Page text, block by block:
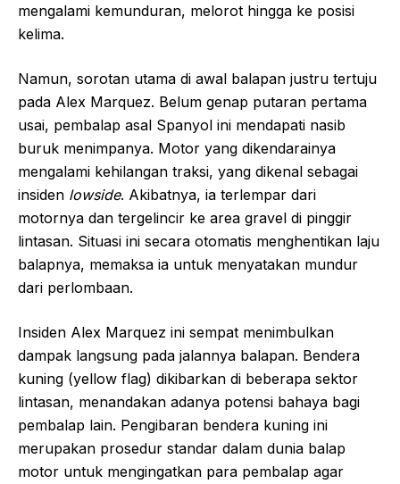
mengalami kemunduran, melorot hingga ke posisi
kelima.
Namun, sorotan utama di awal balapan justru tertuju
pada Alex Marquez. Belum genap putaran pertama
usai, pembalap asal Spanyol ini mendapati nasib
buruk menimpanya. Motor yang dikendarainya
mengalami kehilangan traksi, yang dikenal sebagai
insiden lowside. Akibatnya, ia terlempar dari
motornya dan tergelincir ke area gravel di pinggir
lintasan. Situasi ini secara otomatis menghentikan laju
balapnya, memaksa ia untuk menyatakan mundur
dari perlombaan.
Insiden Alex Marquez ini sempat menimbulkan
dampak langsung pada jalannya balapan. Bendera
kuning (yellow flag) dikibarkan di beberapa sektor
lintasan, menandakan adanya potensi bahaya bagi
pembalap lain. Pengibaran bendera kuning ini
merupakan prosedur standar dalam dunia balap
motor untuk mengingatkan para pembalap agar